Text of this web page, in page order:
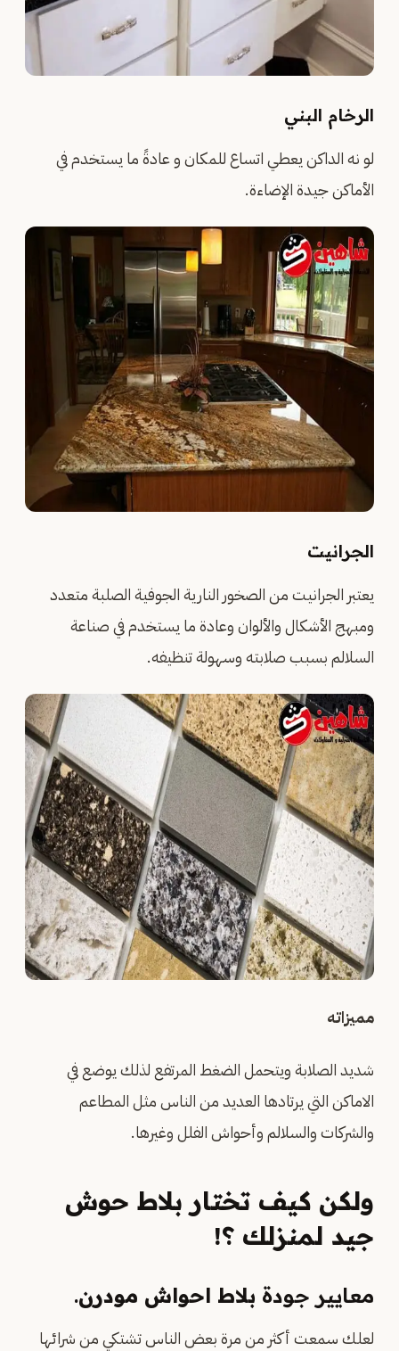
الرخام البني
لو نه الداكن يعطي اتساع للمكان و عادةً ما يستخدم في
الأماكن جيدة الإضاءة.
الجرانيت
يعتبر الجرانيت من الصخور النارية الجوفية الصلبة متعدد
ومبهج الأشكال والألوان وعادة ما يستخدم في صناعة
السلالم بسبب صلابته وسهولة تنظيفه.
مميزاته
شديد الصلابة ويتحمل الضغط المرتفع لذلك يوضع في
الاماكن التي يرتادها العديد من الناس مثل المطاعم
والشركات والسلالم وأحواش الفلل وغيرها.
ولكن كيف تختار بلاط حوش
جيد لمنزلك ؟!
معايير جودة بلاط احواش مودرن.
لعلك سمعت أكثر من مرة بعض الناس تشتكي من شرائها